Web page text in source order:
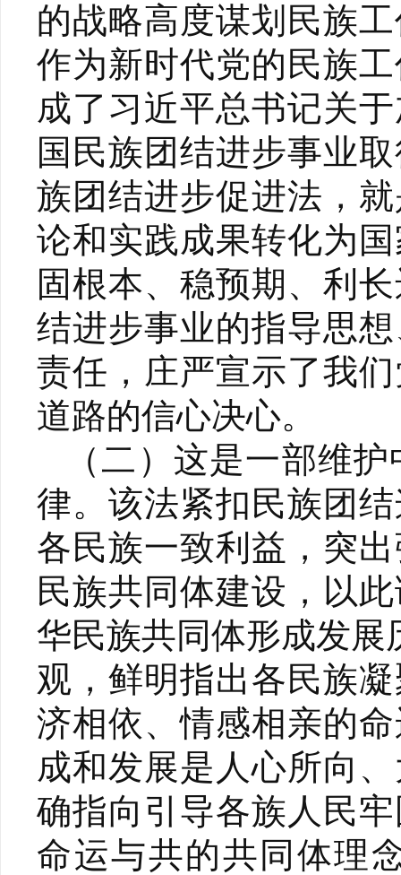
的战略高度谋划民族
作为新时代党的民族
成了习近平总书记关
国民族团结进步事业
族团结进步促进法，
论和实践成果转化为
固根本、稳预期、利
结进步事业的指导思
责任，庄严宣示了我
道路的信心决心。
（二）这是一部维
律。该法紧扣民族团
各民族一致利益，突
民族共同体建设，以
华民族共同体形成发展
观，鲜明指出各民族
济相依、情感相亲的
成和发展是人心所向
确指向引导各族人民
命运与共的共同体理